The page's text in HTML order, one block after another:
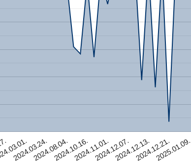
2024.03.24.2024.08.04.2024.10.16.2024.11.01.2024.12.07.2024.12.13.2024.12.21.2025.01.09.